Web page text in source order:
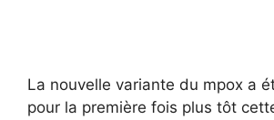
La nouvelle variante du mpox a
pour la première fois plus tôt